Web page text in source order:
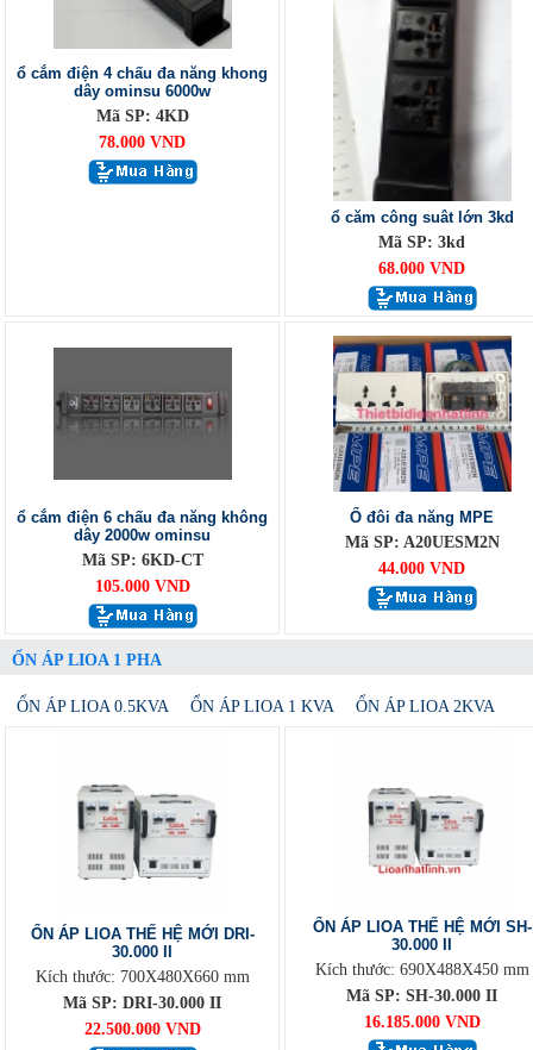
ổ cắm điện 4 chấu đa năng khong
dây ominsu 6000w
Mã SP: 4KD
78.000 VND
ổ căm công suât lớn 3kd
Mã SP: 3kd
68.000 VND
ổ cắm điện 6 chấu đa năng không
dây 2000w ominsu
Mã SP: 6KD-CT
105.000 VND
Ổ đôi đa năng MPE
Mã SP: A20UESM2N
44.000 VND
ỔN ÁP LIOA 1 PHA
ỔN ÁP LIOA 0.5KVA ỔN ÁP LIOA 1 KVA ỔN ÁP LIOA 2KVA
ỔN ÁP LIOA THẾ HỆ MỚI DRI-
30.000 II
Kích thước: 700X480X660 mm
Mã SP: DRI-30.000 II
22.500.000 VND
ỔN ÁP LIOA THẾ HỆ MỚI SH-
30.000 II
Kích thước: 690X488X450 mm
Mã SP: SH-30.000 II
16.185.000 VND